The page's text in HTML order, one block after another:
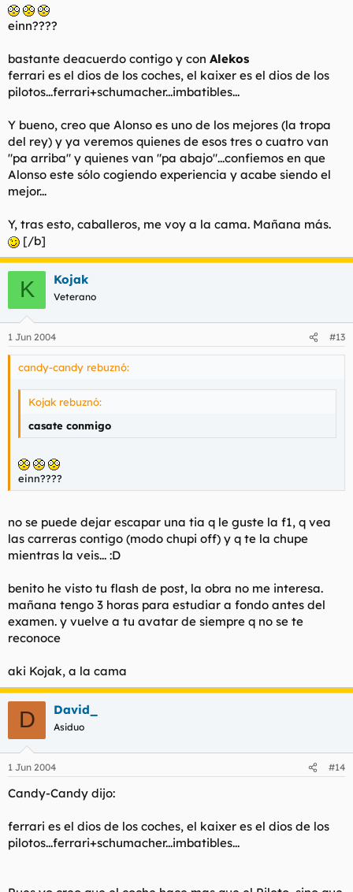
einn????
bastante deacuerdo contigo y con Alekos
ferrari es el dios de los coches, el kaixer es el dios de los
pilotos...ferrari+schumacher...imbatibles...
Y bueno, creo que Alonso es uno de los mejores (la tropa
del rey) y ya veremos quienes de esos tres o cuatro van
"pa arriba" y quienes van "pa abajo"...confiemos en que
Alonso este sólo cogiendo experiencia y acabe siendo el
mejor...
Y, tras esto, caballeros, me voy a la cama. Mañana más.
[/b]
K Kojak
Veterano
1 Jun 2004 #13
candy-candy rebuznó:
Kojak rebuznó:
casate conmigo
einn????
no se puede dejar escapar una tia q le guste la f1, q vea
las carreras contigo (modo chupi off) y q te la chupe
mientras la veis... :D
benito he visto tu flash de post, la obra no me interesa.
mañana tengo 3 horas para estudiar a fondo antes del
examen. y vuelve a tu avatar de siempre q no se te
reconoce
aki Kojak, a la cama
D David_
Asiduo
1 Jun 2004 #14
Candy-Candy dijo:
ferrari es el dios de los coches, el kaixer es el dios de los
pilotos...ferrari+schumacher...imbatibles...